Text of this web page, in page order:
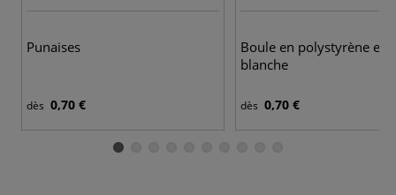
Punaises
dès 0,70 €
Boule en polystyrène
blanche
dès 0,70 €